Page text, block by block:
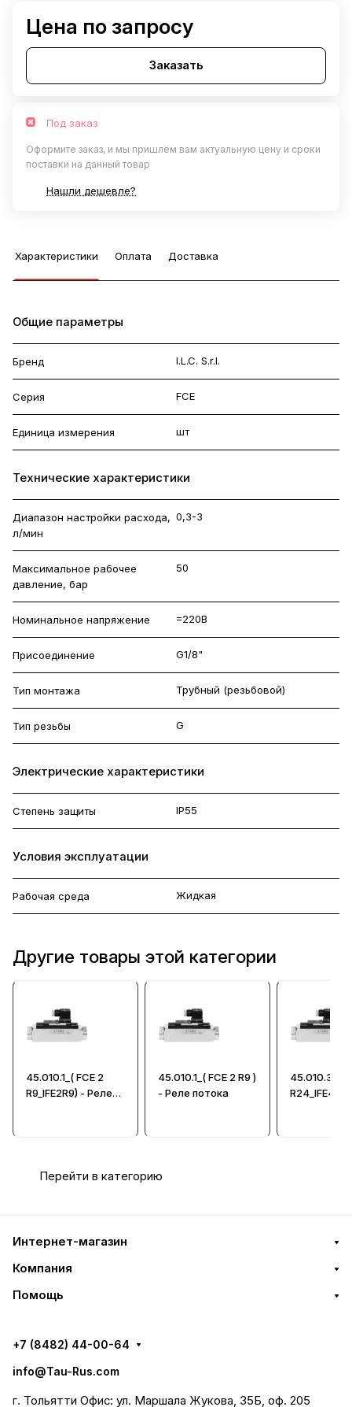
Цена по запросу
Заказать
Под заказ
Оформите заказ, и мы пришлём вам актуальную цену и сроки
поставки на данный товар
Нашли дешевле?
Характеристики Оплата Доставка
Общие параметры
Бренд I.L.C. S.r.l.
Серия FCE
Единица измерения шт
Технические характеристики
Диапазон настройки расхода,
л/мин
0,3-3
Максимальное рабочее
давление, бар
50
Номинальное напряжение =220В
Присоединение G1/8"
Тип монтажа Трубный (резьбовой)
Тип резьбы G
Электрические характеристики
Степень защиты IP55
Условия эксплуатации
Рабочая среда Жидкая
Другие товары этой категории
45.010.1_( FCE 2
R9_IFE2R9) - Реле
45.010.1_( FCE 2 R9 )
- Реле потока
45.010.3_(
Перейти в категорию
Интернет-магазин
Компания
Помощь
+7 (8482) 44-00-64
info@Tau-Rus.com
г. Тольятти Офис: ул. Маршала Жукова, 35Б, оф. 205